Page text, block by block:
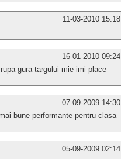
11-03-2010 15:18
16-01-2010 09:24
gura targului mie imi place
07-09-2009 14:30
bune performante pentru clasa
05-09-2009 02:14